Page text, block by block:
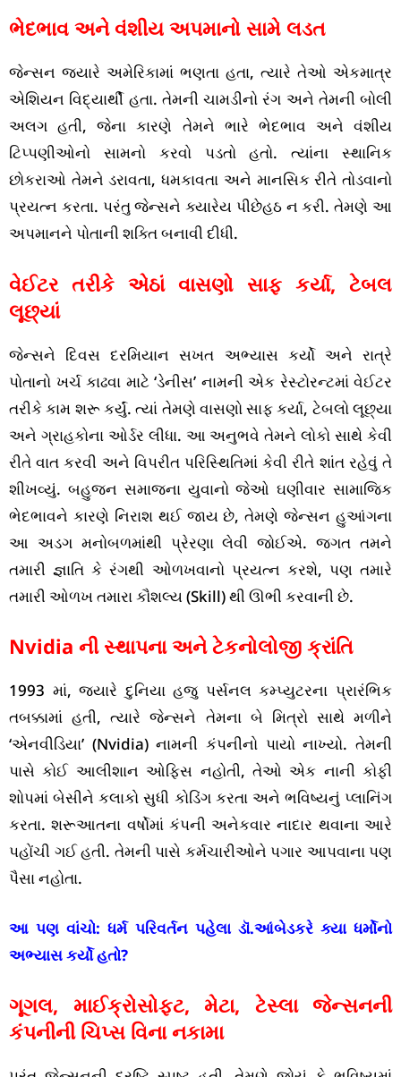
ભેદભાવ અને વંશીય અપમાનો સામે લડત
જેન્સન જ્યારે અમેરિકામાં ભણતા હતા, ત્યારે તેઓ એકમાત્ર
એશિયન વિદ્યાર્થી હતા. તેમની ચામડીનો રંગ અને તેમની બોલી
અલગ હતી, જેના કારણે તેમને ભારે ભેદભાવ અને વંશીય
ટિપ્પણીઓનો સામનો કરવો પડતો હતો. ત્યાંના સ્થાનિક
છોકરાઓ તેમને ડરાવતા, ધમકાવતા અને માનસિક રીતે તોડવાનો
પ્રયત્ન કરતા. પરંતુ જેન્સને ક્યારેય પીછેહઠ ન કરી. તેમણે આ
અપમાનને પોતાની શક્તિ બનાવી દીધી.
વેઈટર તરીકે એઠાં વાસણો સાફ કર્યા, ટેબલ
લૂછ્યાં
જેન્સને દિવસ દરમિયાન સખત અભ્યાસ કર્યો અને રાત્રે
પોતાનો ખર્ચ કાઢવા માટે ‘ડેનીસ’ નામની એક રેસ્ટોરન્ટમાં વેઈટર
તરીકે કામ શરૂ કર્યું. ત્યાં તેમણે વાસણો સાફ કર્યા, ટેબલો લૂછ્યા
અને ગ્રાહકોના ઓર્ડર લીધા. આ અનુભવે તેમને લોકો સાથે કેવી
રીતે વાત કરવી અને વિપરીત પરિસ્થિતિમાં કેવી રીતે શાંત રહેવું તે
શીખવ્યું. બહુજન સમાજના યુવાનો જેઓ ઘણીવાર સામાજિક
ભેદભાવને કારણે નિરાશ થઈ જાય છે, તેમણે જેન્સન હુઆંગના
આ અડગ મનોબળમાંથી પ્રેરણા લેવી જોઈએ. જગત તમને
તમારી જ્ઞાતિ કે રંગથી ઓળખવાનો પ્રયત્ન કરશે, પણ તમારે
તમારી ઓળખ તમારા કૌશલ્ય (Skill) થી ઊભી કરવાની છે.
Nvidia ની સ્થાપના અને ટેકનોલોજી ક્રાંતિ
1993 માં, જ્યારે દુનિયા હજુ પર્સનલ કમ્પ્યુટરના પ્રારંભિક
તબક્કામાં હતી, ત્યારે જેન્સને તેમના બે મિત્રો સાથે મળીને
‘એનવીડિયા’ (Nvidia) નામની કંપનીનો પાયો નાખ્યો. તેમની
પાસે કોઈ આલીશાન ઓફિસ નહોતી, તેઓ એક નાની કોફી
શોપમાં બેસીને કલાકો સુધી કોડિંગ કરતા અને ભવિષ્યનું પ્લાનિંગ
કરતા. શરૂઆતના વર્ષોમાં કંપની અનેકવાર નાદાર થવાના આરે
પહોંચી ગઈ હતી. તેમની પાસે કર્મચારીઓને પગાર આપવાના પણ
પૈસા નહોતા.
આ પણ વાંચો:ધર્મ પરિવર્તન પહેલા ડૉ.આંબેડકરે ક્યા ધર્મોનો
અભ્યાસ કર્યો હતો?
ગૂગલ, માઈક્રોસોફ્ટ, મેટા, ટેસ્લા જેન્સનની
કંપનીની ચિપ્સ વિના નકામા